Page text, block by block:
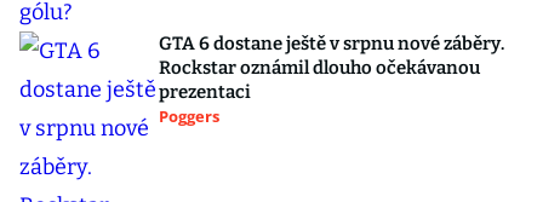
GTA 6 dostane ještě v srpnu nové záběry.
Rockstar oznámil dlouho očekávanou
prezentaci
Poggers